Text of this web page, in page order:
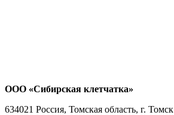
ООО «Сибирская клетчатка»
634021 Россия, Томская область, г. Томск